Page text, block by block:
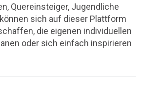
Quereinsteiger, Jugendliche
sich auf dieser Plattform
die eigenen individuellen
oder sich einfach inspirieren